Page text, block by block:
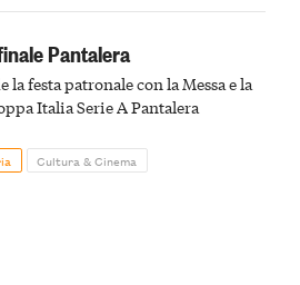
Pantalera
la festa patronale con la Messa e la
Italia Serie A Pantalera
Cultura & Cinema